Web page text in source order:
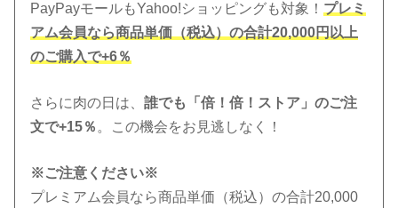
PayPayモールもYahoo!ショッピングも対象！ プレミ
アム会員なら商品単価（税込）の合計20,000円以上
のご購入で+6％
さらに肉の日は、誰でも「倍！倍！ストア」のご注
文で+15％ 。この機会をお見逃しなく！
※ご注意ください※
プレミアム会員なら商品単価（税込）の合計20,000